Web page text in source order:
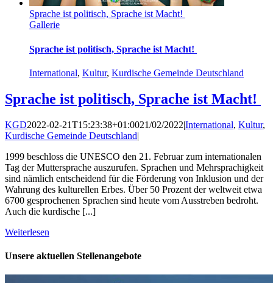
Sprache ist politisch, Sprache ist Macht!
Gallerie
Sprache ist politisch, Sprache ist Macht!
International, Kultur, Kurdische Gemeinde Deutschland
Sprache ist politisch, Sprache ist Macht!
KGD2022-02-21T15:23:38+01:0021/02/2022|International, Kultur,
Kurdische Gemeinde Deutschland|
1999 beschloss die UNESCO den 21. Februar zum internationalen
Tag der Muttersprache auszurufen. Sprachen und Mehrsprachigkeit
sind nämlich entscheidend für die Förderung von Inklusion und der
Wahrung des kulturellen Erbes. Über 50 Prozent der weltweit etwa
6700 gesprochenen Sprachen sind heute vom Ausstreben bedroht.
Auch die kurdische [...]
Weiterlesen
Unsere aktuellen Stellenangebote